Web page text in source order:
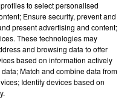
to select personalised
Ensure security, prevent and
present advertising and content;
These technologies may
and browsing data to offer
based on information actively
Match and combine data from
Identify devices based on